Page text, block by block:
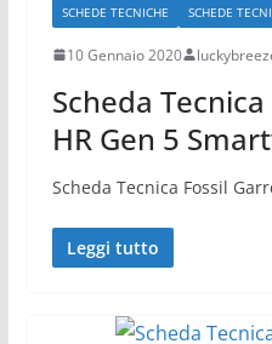
SCHEDE TECNICHE SCHEDE
10 Gennaio 2020
Scheda
HR Gen 5
Scheda Tecnica Fossil
Leggi tutto